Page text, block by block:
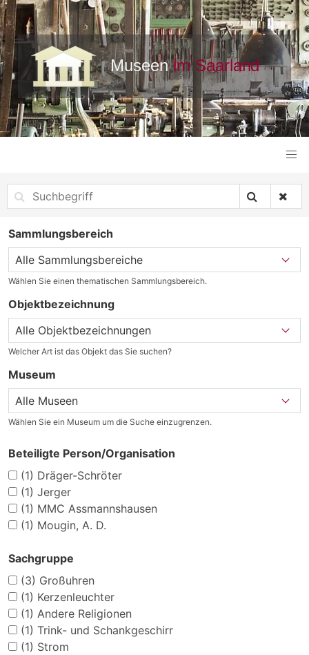
Sammlungsbereich
Wählen Sie einen thematischen Sammlungsbereich.
Objektbezeichnung
Welcher Art ist das Objekt das Sie suchen?
Museum
Wählen Sie ein Museum um die Suche einzugrenzen.
Beteiligte Person/Organisation
(1) Dräger-Schröter
(1) Jerger
(1) MMC Assmannshausen
(1) Mougin, A. D.
Sachgruppe
(3) Großuhren
(1) Kerzenleuchter
(1) Andere Religionen
(1) Trink- und Schankgeschirr
(1) Strom